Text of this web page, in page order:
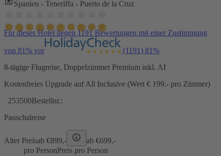
Spanien - Teneriffa - Puerto de la Cruz
Für dieses Hotel liegen 1191 Bewertungen mit einer Zustimmung
von 81% vor (1191) 81%
8-tägige Flugreise, Doppelzimmer Premium inkl. AI
Kostenfreies Upgrade auf All Inclusive (Wert € 199.- pro Zimmer)
253500Bestellnr.:
Pauschalreise
Alter Preisab €899,- ab €699,-
pro PersonPreis pro Person